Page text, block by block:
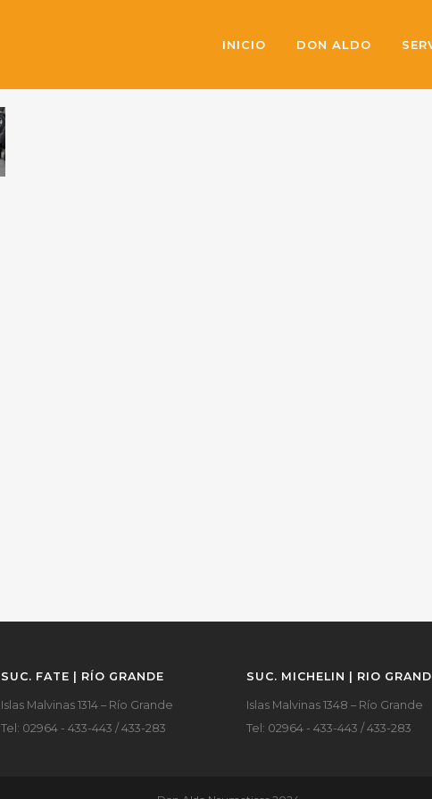
INICIO DON ALDO
SUC. FATE | RÍO GRANDE
Islas Malvinas 1314 – Río Grande
Tel: 02964 - 433-443 / 433-283
SUC. MICHELIN | RIO
Islas Malvinas 1348 – Río Grande
Tel: 02964 - 433-443 / 433-283